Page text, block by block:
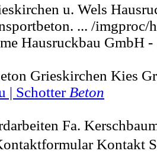
u. Wels
... /imgproc/
Hausruckbau GmbH
Grieskirchen Kies
| Schotter Beton
Fa.
Kontakt